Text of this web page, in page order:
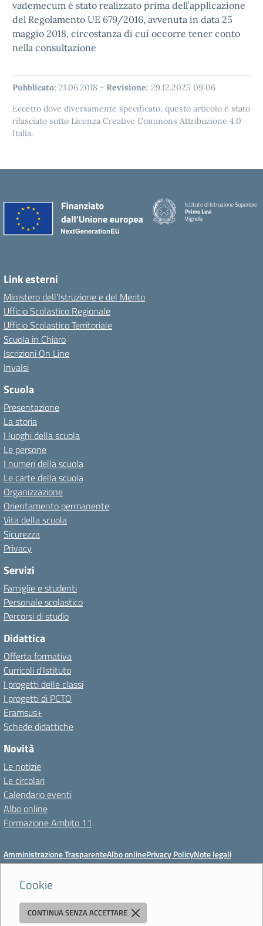
Cookie
CONTINUA SENZA ACCETTARE
vademecum è stato realizzato prima dell’applicazione
del Regolamento UE 679/2016, avvenuta in data 25
maggio 2018, circostanza di cui occorre tener conto
nella consultazione
Pubblicato: 21.06.2018 - Revisione: 29.12.2025 09:06
Eccetto dove diversamente specificato, questo articolo è stato
rilasciato sotto Licenza Creative Commons Attribuzione 4.0
Italia.
Istituto di Istruzione Superiore
Primo Levi
Vignola
Link esterni
Ministero dell'Istruzione e del Merito
Ufficio Scolastico Regionale
Ufficio Scolastico Territoriale
Scuola in Chiaro
Iscrizioni On Line
Invalsi
Scuola
Presentazione
La storia
I luoghi della scuola
Le persone
I numeri della scuola
Le carte della scuola
Organizzazione
Orientamento permanente
Vita della scuola
Sicurezza
Privacy
Servizi
Famiglie e studenti
Personale scolastico
Percorsi di studio
Didattica
Offerta formativa
Curricoli d'Istituto
I progetti delle classi
I progetti di PCTO
Eramsus+
Schede didattiche
Novità
Le notizie
Le circolari
Calendario eventi
Albo online
Formazione Ambito 11
Amministrazione TrasparenteAlbo onlinePrivacy PolicyNote legali
Meccanismo di feedbackDichiarazioni di accessibilitàPreferenze cookie
Istituto di Istruzione Superiore 'Primo Levi'